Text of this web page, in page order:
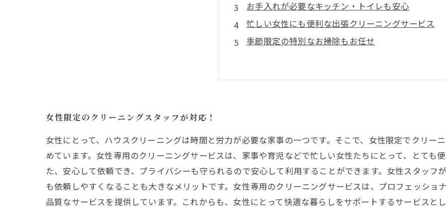
お手入れが必要なキッチン・トイレも安心
忙しい女性にも便利な出張クリーニングサービス
季節限定の特別なお掃除もお任せ
女性限定のクリーニングスタッフが対応！
女性にとって、ハウスクリーニングは時間と労力が必要な家事の一つです。そこで、女性限定でクリー
めています。女性専用のクリーニングサービスは、家事や育児などで忙しい女性たちにとって、とても
た、安心して依頼でき、プライバシーも守られるので安心して利用することができます。女性スタッフ
も依頼しやすくなることも大きなメリットです。女性専用のクリーニングサービスは、プロフェッショ
品質なサービスを提供しています。これからも、女性にとって快適な暮らしをサポートするサービスと